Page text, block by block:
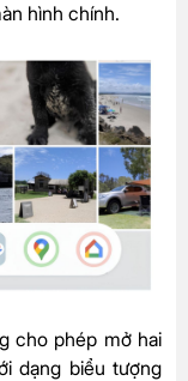
hình chính.
cho phép mở hai
dạng biểu tượng